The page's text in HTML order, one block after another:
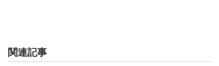
関連記事